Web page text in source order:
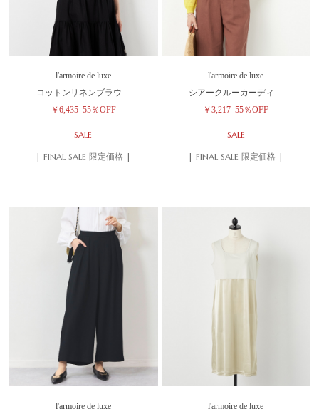
l'armoire de luxe
コットンリネンブラウ…
￥6,435 55％OFF
SALE
| FINAL SALE 限定価格 |
l'armoire de luxe
シアークルーカーディ…
￥3,217 55％OFF
SALE
| FINAL SALE 限定価格 |
l'armoire de luxe
l'armoire de luxe